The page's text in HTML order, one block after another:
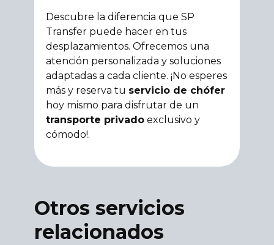
Descubre la diferencia que SP
Transfer puede hacer en tus
desplazamientos. Ofrecemos una
atención personalizada y soluciones
adaptadas a cada cliente. ¡No esperes
más y reserva tu servicio de chófer
hoy mismo para disfrutar de un
transporte privado exclusivo y
cómodo!.
Otros servicios
relacionados